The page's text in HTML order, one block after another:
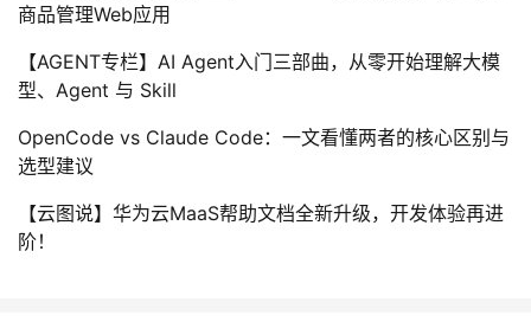
商品管理Web应用
【AGENT专栏】AI Agent入门三部曲，从零开始理解大模
型、Agent 与 Skill
OpenCode vs Claude Code：一文看懂两者的核心区别与
选型建议
【云图说】华为云MaaS帮助文档全新升级，开发体验再进
阶！